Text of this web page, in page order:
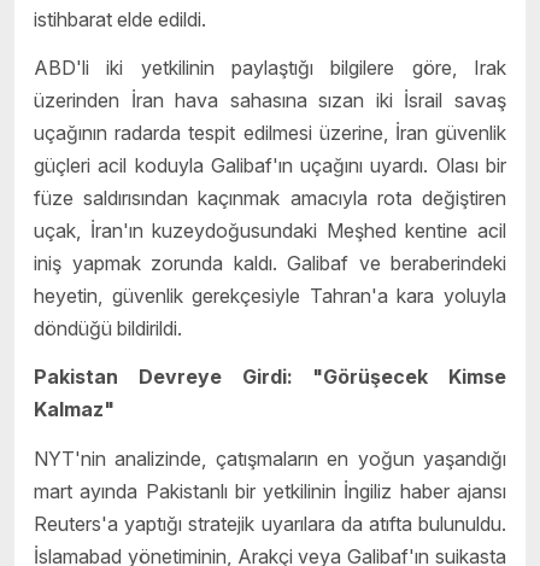
istihbarat elde edildi.
ABD'li iki yetkilinin paylaştığı bilgilere göre, Irak
üzerinden İran hava sahasına sızan iki İsrail savaş
uçağının radarda tespit edilmesi üzerine, İran güvenlik
güçleri acil koduyla Galibaf'ın uçağını uyardı. Olası bir
füze saldırısından kaçınmak amacıyla rota değiştiren
uçak, İran'ın kuzeydoğusundaki Meşhed kentine acil
iniş yapmak zorunda kaldı. Galibaf ve beraberindeki
heyetin, güvenlik gerekçesiyle Tahran'a kara yoluyla
döndüğü bildirildi.
Pakistan Devreye Girdi: "Görüşecek Kimse
Kalmaz"
NYT'nin analizinde, çatışmaların en yoğun yaşandığı
mart ayında Pakistanlı bir yetkilinin İngiliz haber ajansı
Reuters'a yaptığı stratejik uyarılara da atıfta bulunuldu.
İslamabad yönetiminin, Arakçi veya Galibaf'ın suikasta